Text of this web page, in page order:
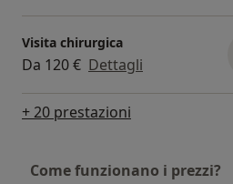
Visita chirurgica
Da 120 € Dettagli
+ 20 prestazioni
Come funzionano i prezzi?